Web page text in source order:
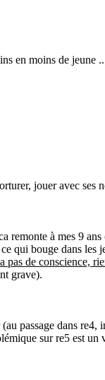
en moins de
jouer avec
à mes 9
bouge dans
pas de conscience,
grave).
passage dans
sur re5 est un